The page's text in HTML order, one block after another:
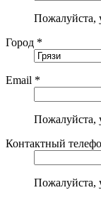
Пожалуйста,
Город *
Email *
Пожалуйста,
Контактный
Пожалуйста,